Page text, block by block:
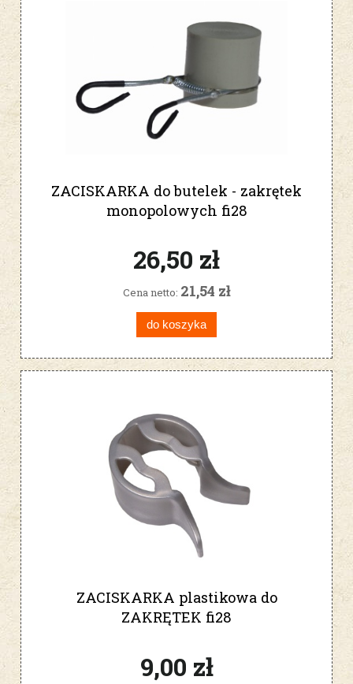
ZACISKARKA do butelek - zakrętek
monopolowych fi28
26,50 zł
Cena netto: 21,54 zł
do koszyka
ZACISKARKA plastikowa do
ZAKRĘTEK fi28
9,00 zł